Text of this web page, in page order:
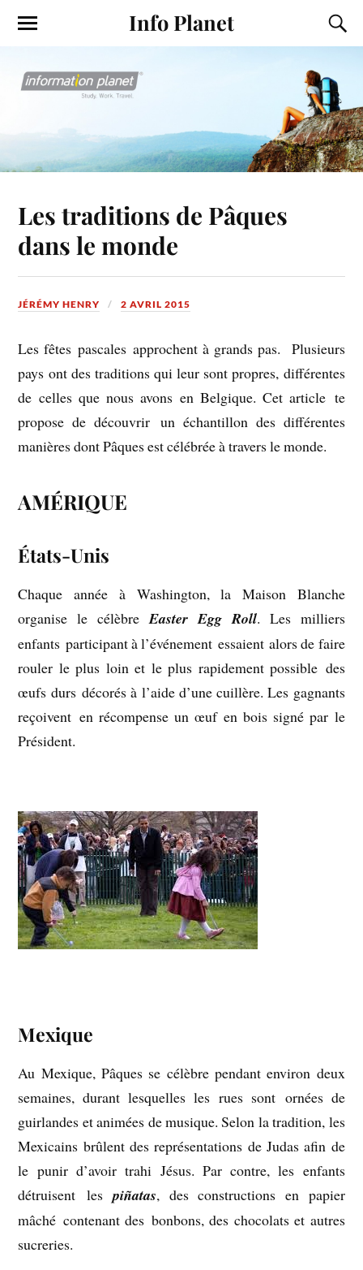
Info Planet
Les traditions de Pâques
dans le monde
JÉRÉMY HENRY 2 AVRIL 2015
Les fêtes pascales approchent à grands pas. Plusieurs
pays ont des traditions qui leur sont propres, différentes
de celles que nous avons en Belgique. Cet article te
propose de découvrir un échantillon des différentes
manières dont Pâques est célébrée à travers le monde.
AMÉRIQUE
États-Unis
Chaque année à Washington, la Maison Blanche
organise le célèbreEaster Egg Roll. Les milliers
enfants participant à l’événement essaient alors de faire
rouler le plus loin et le plus rapidement possible des
œufs durs décorés à l’aide d’une cuillère. Les gagnants
reçoivent en récompense un œuf en bois signé par le
Président.
Mexique
Au Mexique, Pâques se célèbre pendant environ deux
semaines, durant lesquelles les rues sont ornées de
guirlandes et animées de musique. Selon la tradition, les
Mexicains brûlent des représentations de Judas afin de
le punir d’avoir trahi Jésus. Par contre, les enfants
détruisent lespiñatas, des constructions en papier
mâché contenant des bonbons, des chocolats et autres
sucreries.